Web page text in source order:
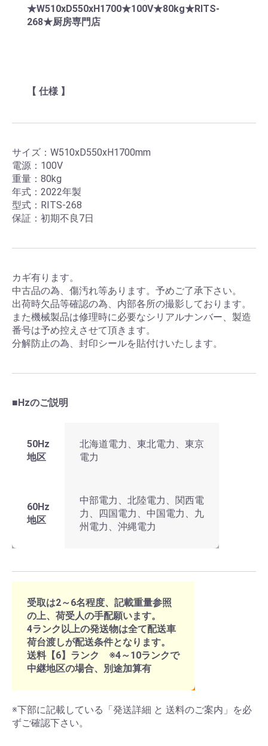
★W510xD550xH1700★100V★80kg★RITS-
268★厨房専門店
【 仕様 】
サイズ：W510xD550xH1700mm
電源：100V
重量：80kg
年式：2022年製
型式：RITS-268
保証：初期不良7日
カギ有ります。
中古品の為、傷汚れ等あります。予めご了承下さい。
出荷時欠品等確認の為、内部各所の撮影しております。
また機械製品は修理時に必要なシリアルナンバー、製造
番号は予め控えさせて頂きます。
分解防止の為、封印シールを貼付けいたします。
■Hzのご説明
50Hz
地区
北海道電力、東北電力、東京
電力
60Hz
地区
中部電力、北陸電力、関西電
力、四国電力、中国電力、九
州電力、沖縄電力
受取は2～6名程度、記載重量参照
の上、荷受人の手配願います。
4ランク以上の発送物は全て配送車
荷台渡しが配送条件となります。
送料【6】ランク ※4～10ランクで
中継地区の場合、別途加算有
※下部に記載している「発送詳細 と 送料のご案内」を必
ずご確認下さい。